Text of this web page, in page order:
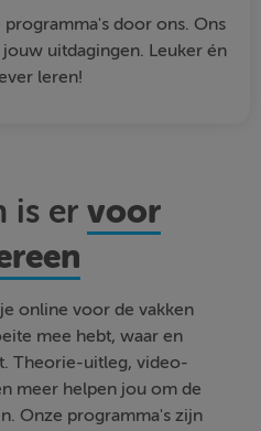
door ons. Ons
uitdagingen. Leuker én
leren!
is ervoor
online voor de vakken
mee hebt, waar en
Theorie-uitleg, video-
meer helpen jou om de
Onze programma's zijn